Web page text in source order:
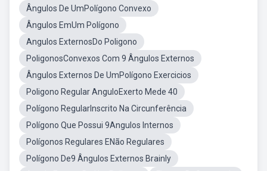
Ângulos De UmPolígono Convexo
Ângulos EmUm Polígono
Angulos ExternosDo Poligono
PoligonosConvexos Com 9 Ângulos Externos
Ângulos Externos De UmPolígono Exercicios
Poligono Regular AnguloExerto Mede 40
Polígono RegularInscrito Na Circunferência
Polígono Que Possui 9Angulos Internos
Polígonos Regulares ENão Regulares
Polígono De9 Ângulos Externos Brainly